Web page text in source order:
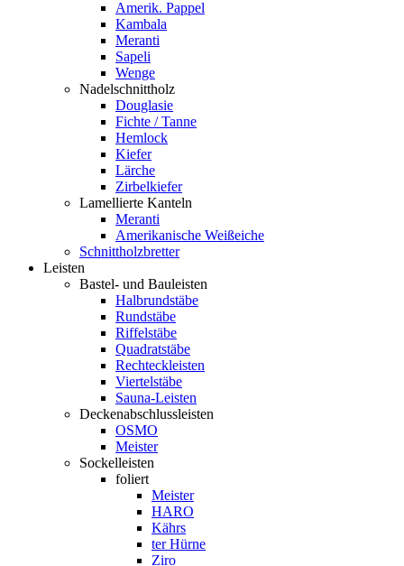
Amerik. Pappel
Kambala
Meranti
Sapeli
Wenge
Nadelschnittholz
Douglasie
Fichte / Tanne
Hemlock
Kiefer
Lärche
Zirbelkiefer
Lamellierte Kanteln
Meranti
Amerikanische Weißeiche
Schnittholzbretter
Leisten
Bastel- und Bauleisten
Halbrundstäbe
Rundstäbe
Riffelstäbe
Quadratstäbe
Rechteckleisten
Viertelstäbe
Sauna-Leisten
Deckenabschlussleisten
OSMO
Meister
Sockelleisten
foliert
Meister
HARO
Kährs
ter Hürne
Ziro